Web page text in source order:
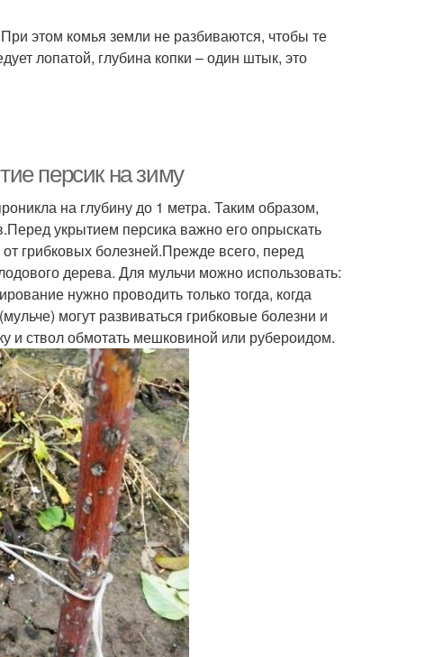
этом комья земли не разбиваются, чтобы те
лопатой, глубина копки – один штык, это
персик на зиму
на глубину до 1 метра. Таким образом,
укрытием персика важно его опрыскать
грибковых болезней.Прежде всего, перед
дерева. Для мульчи можно использовать:
нужно проводить только тогда, когда
могут развиваться грибковые болезни и
и ствол обмотать мешковиной или рубероидом.